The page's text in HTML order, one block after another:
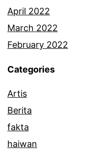
April 2022
March 2022
February 2022
Categories
Artis
Berita
fakta
haiwan